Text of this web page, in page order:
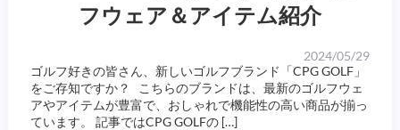
フウェア＆アイテム紹介
2024/05/29
ゴルフ好きの皆さん、新しいゴルフブランド「CPG GOLF」
をご存知ですか？ こちらのブランドは、最新のゴルフウェ
アやアイテムが豊富で、おしゃれで機能性の高い商品が揃っ
ています。 記事ではCPG GOLFの […]